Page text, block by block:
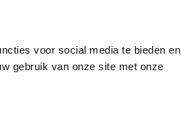
voor social media te bieden en
gebruik van onze site met onze